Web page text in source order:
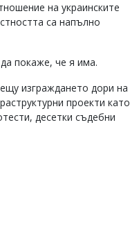
на украинските
са напълно
покаже, че я има.
изграждането дори на
проекти като
десетки съдебни